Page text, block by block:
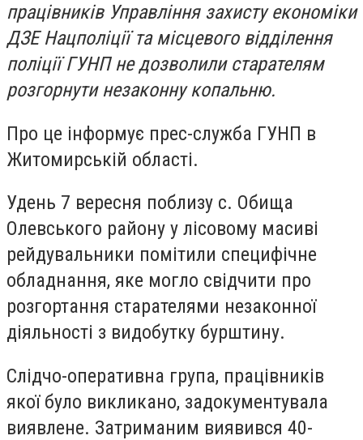
працівників Управління захисту економіки
ДЗЕ Нацполіції та місцевого відділення
поліції ГУНП не дозволили старателям
розгорнути незаконну копальню.
Про це інформує прес-служба ГУНП в
Житомирській області.
Удень 7 вересня поблизу с. Обища
Олевського району у лісовому масиві
рейдувальники помітили специфічне
обладнання, яке могло свідчити про
розгортання старателями незаконної
діяльності з видобутку бурштину.
Слідчо-оперативна група, працівників
якої було викликано, задокументувала
виявлене. Затриманим виявився 40-